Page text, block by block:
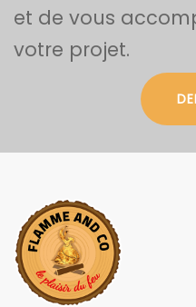
et de vous
votre projet.